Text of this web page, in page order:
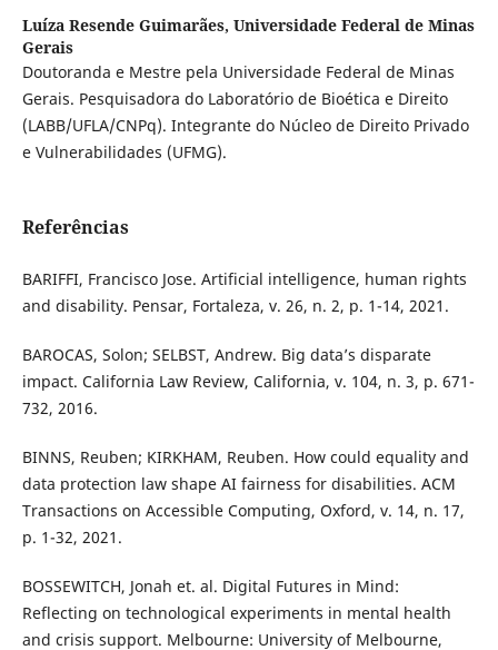
Luíza Resende Guimarães, Universidade Federal de Minas
Gerais
Doutoranda e Mestre pela Universidade Federal de Minas
Gerais. Pesquisadora do Laboratório de Bioética e Direito
(LABB/UFLA/CNPq). Integrante do Núcleo de Direito Privado
e Vulnerabilidades (UFMG).
Referências
BARIFFI, Francisco Jose. Artificial intelligence, human rights
and disability. Pensar, Fortaleza, v. 26, n. 2, p. 1-14, 2021.
BAROCAS, Solon; SELBST, Andrew. Big data’s disparate
impact. California Law Review, California, v. 104, n. 3, p. 671-
732, 2016.
BINNS, Reuben; KIRKHAM, Reuben. How could equality and
data protection law shape AI fairness for disabilities. ACM
Transactions on Accessible Computing, Oxford, v. 14, n. 17,
p. 1-32, 2021.
BOSSEWITCH, Jonah et. al. Digital Futures in Mind:
Reflecting on technological experiments in mental health
and crisis support. Melbourne: University of Melbourne,